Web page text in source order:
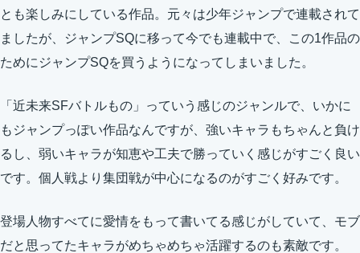
とも楽しみにしている作品。元々は少年ジャンプで連載されて
ましたが、ジャンプSQに移って今でも連載中で、この1作品の
ためにジャンプSQを買うようになってしまいました。
「近未来SFバトルもの」っていう感じのジャンルで、いかに
もジャンプっぽい作品なんですが、強いキャラもちゃんと負け
るし、弱いキャラが知恵や工夫で勝っていく感じがすごく良い
です。個人戦より集団戦が中心になるのがすごく好みです。
登場人物すべてに愛情をもって書いてる感じがしていて、モブ
だと思ってたキャラがめちゃめちゃ活躍するのも素敵です。